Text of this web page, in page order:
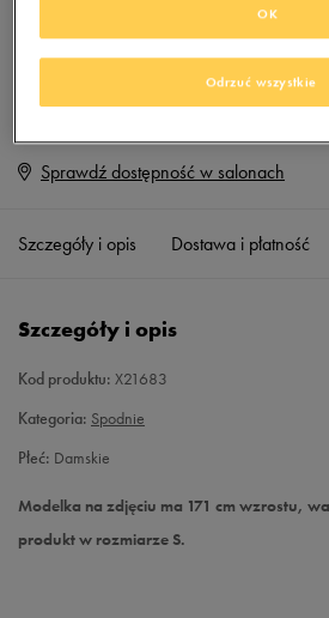
Produkt niedostępny
Jeśli artykuł będzie ponownie dostępny,
XS Powiadom o dostępności
S Powiadom o dostępności
Sprawdź dostępność w salonach
Szczegóły i opis Dostawa i płatność
Szczegóły i opis
Kod produktu: X21683
Kategoria: Spodnie
Płeć: Damskie
Modelka na zdjęciu ma 171 cm wzrostu,
produkt w rozmiarze S.
Odrzuć wszystkie
OK